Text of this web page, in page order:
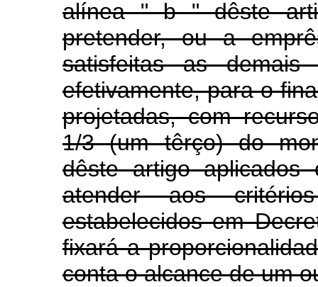
alínea " b " dêste
pretender, ou a
satisfeitas as demais
efetivamente, para o
projetadas, com
1/3 (um têrço) do
dêste artigo
atender aos
estabelecidos em
fixará a
conta o alcance de um